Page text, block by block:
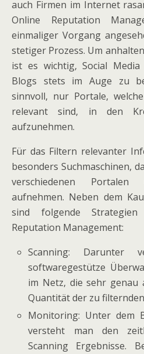
auch Firmen im Internet
Online Reputation
einmaliger Vorgang
stetiger Prozess. Um
ist es wichtig, Social
Blogs stets im Auge zu
sinnvoll, nur Portale,
relevant sind, in den
aufzunehmen.
Für das Filtern relevanter
besonders Suchmaschinen,
verschiedenen
aufnehmen. Neben dem
sind folgende
Reputation Management:
Scanning: Darunter
softwaregestütze
im Netz, die sehr genau
Quantität der zu
Monitoring: Unter dem
versteht man den
Scanning Ergebnisse.